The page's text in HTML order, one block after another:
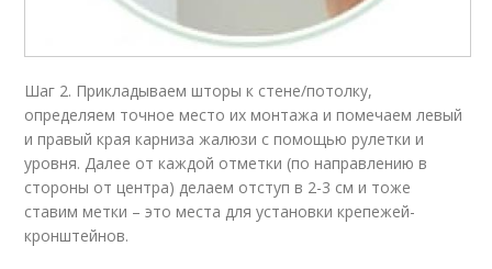
Шаг 2. Прикладываем шторы к стене/потолку,
определяем точное место их монтажа и помечаем левый
и правый края карниза жалюзи с помощью рулетки и
уровня. Далее от каждой отметки (по направлению в
стороны от центра) делаем отступ в 2-3 см и тоже
ставим метки – это места для установки крепежей-
кронштейнов.